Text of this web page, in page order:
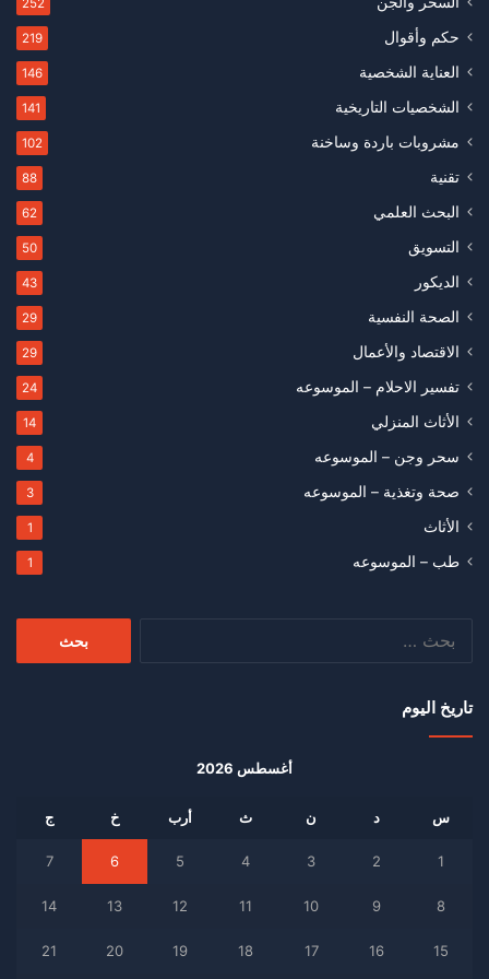
252
حكم وأقوال 219
العناية الشخصية 146
الشخصيات التاريخية 141
مشروبات باردة وساخنة 102
تقنية 88
البحث العلمي 62
التسويق 50
الديكور 43
الصحة النفسية 29
الاقتصاد والأعمال 29
تفسير الاحلام – الموسوعه 24
الأثاث المنزلي 14
سحر وجن – الموسوعه 4
صحة وتغذية – الموسوعه 3
الأثاث 1
طب – الموسوعه 1
تاريخ اليوم
أغسطس 2026
س د ن ث أرب خ ج
1
2
3
4
5
6
7
8
9
10
11
12
13
14
15
16
17
18
19
20
21